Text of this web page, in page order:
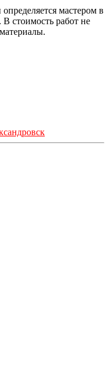
мастером в
В стоимость работ не